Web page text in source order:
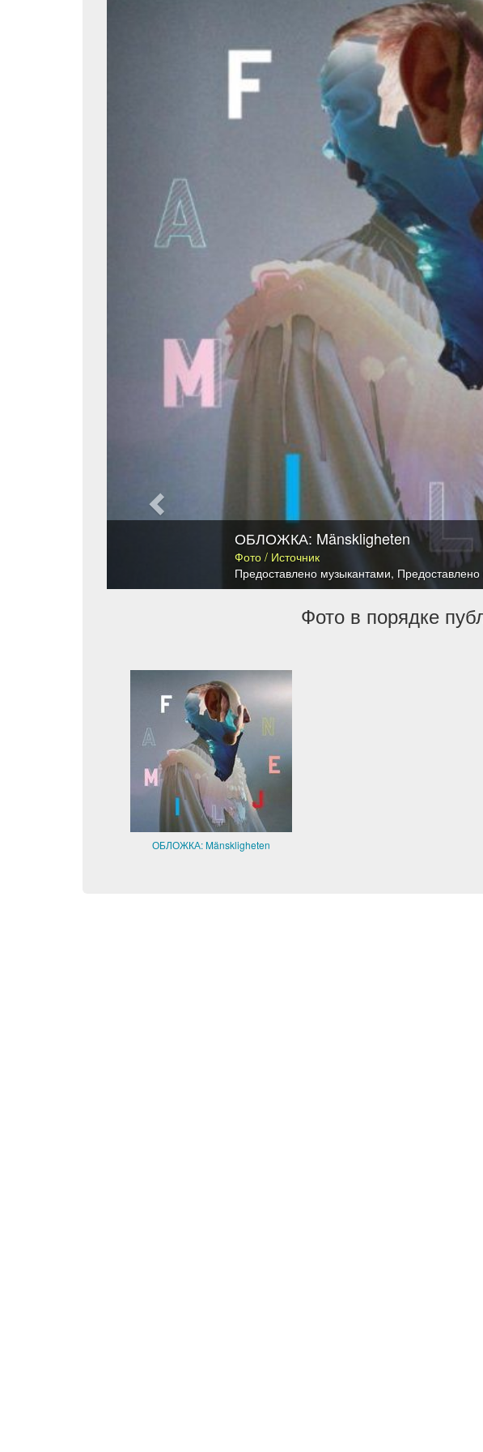
ОБЛОЖКА: Mänskligheten
Фото / Источник
Предоставлено музыкантами,
Фото в порядке
ОБЛОЖКА: Mänskligheten